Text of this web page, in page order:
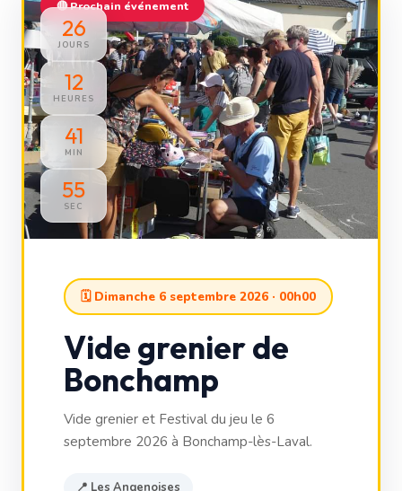
🔴 Prochain événement
26
JOURS
12
HEURES
41
MIN
53
SEC
🗓 Dimanche 6 septembre 2026 · 00h00
Vide grenier de
Bonchamp
Vide grenier et Festival du jeu le 6
septembre 2026 à Bonchamp-lès-Laval.
📍 Les Angenoises